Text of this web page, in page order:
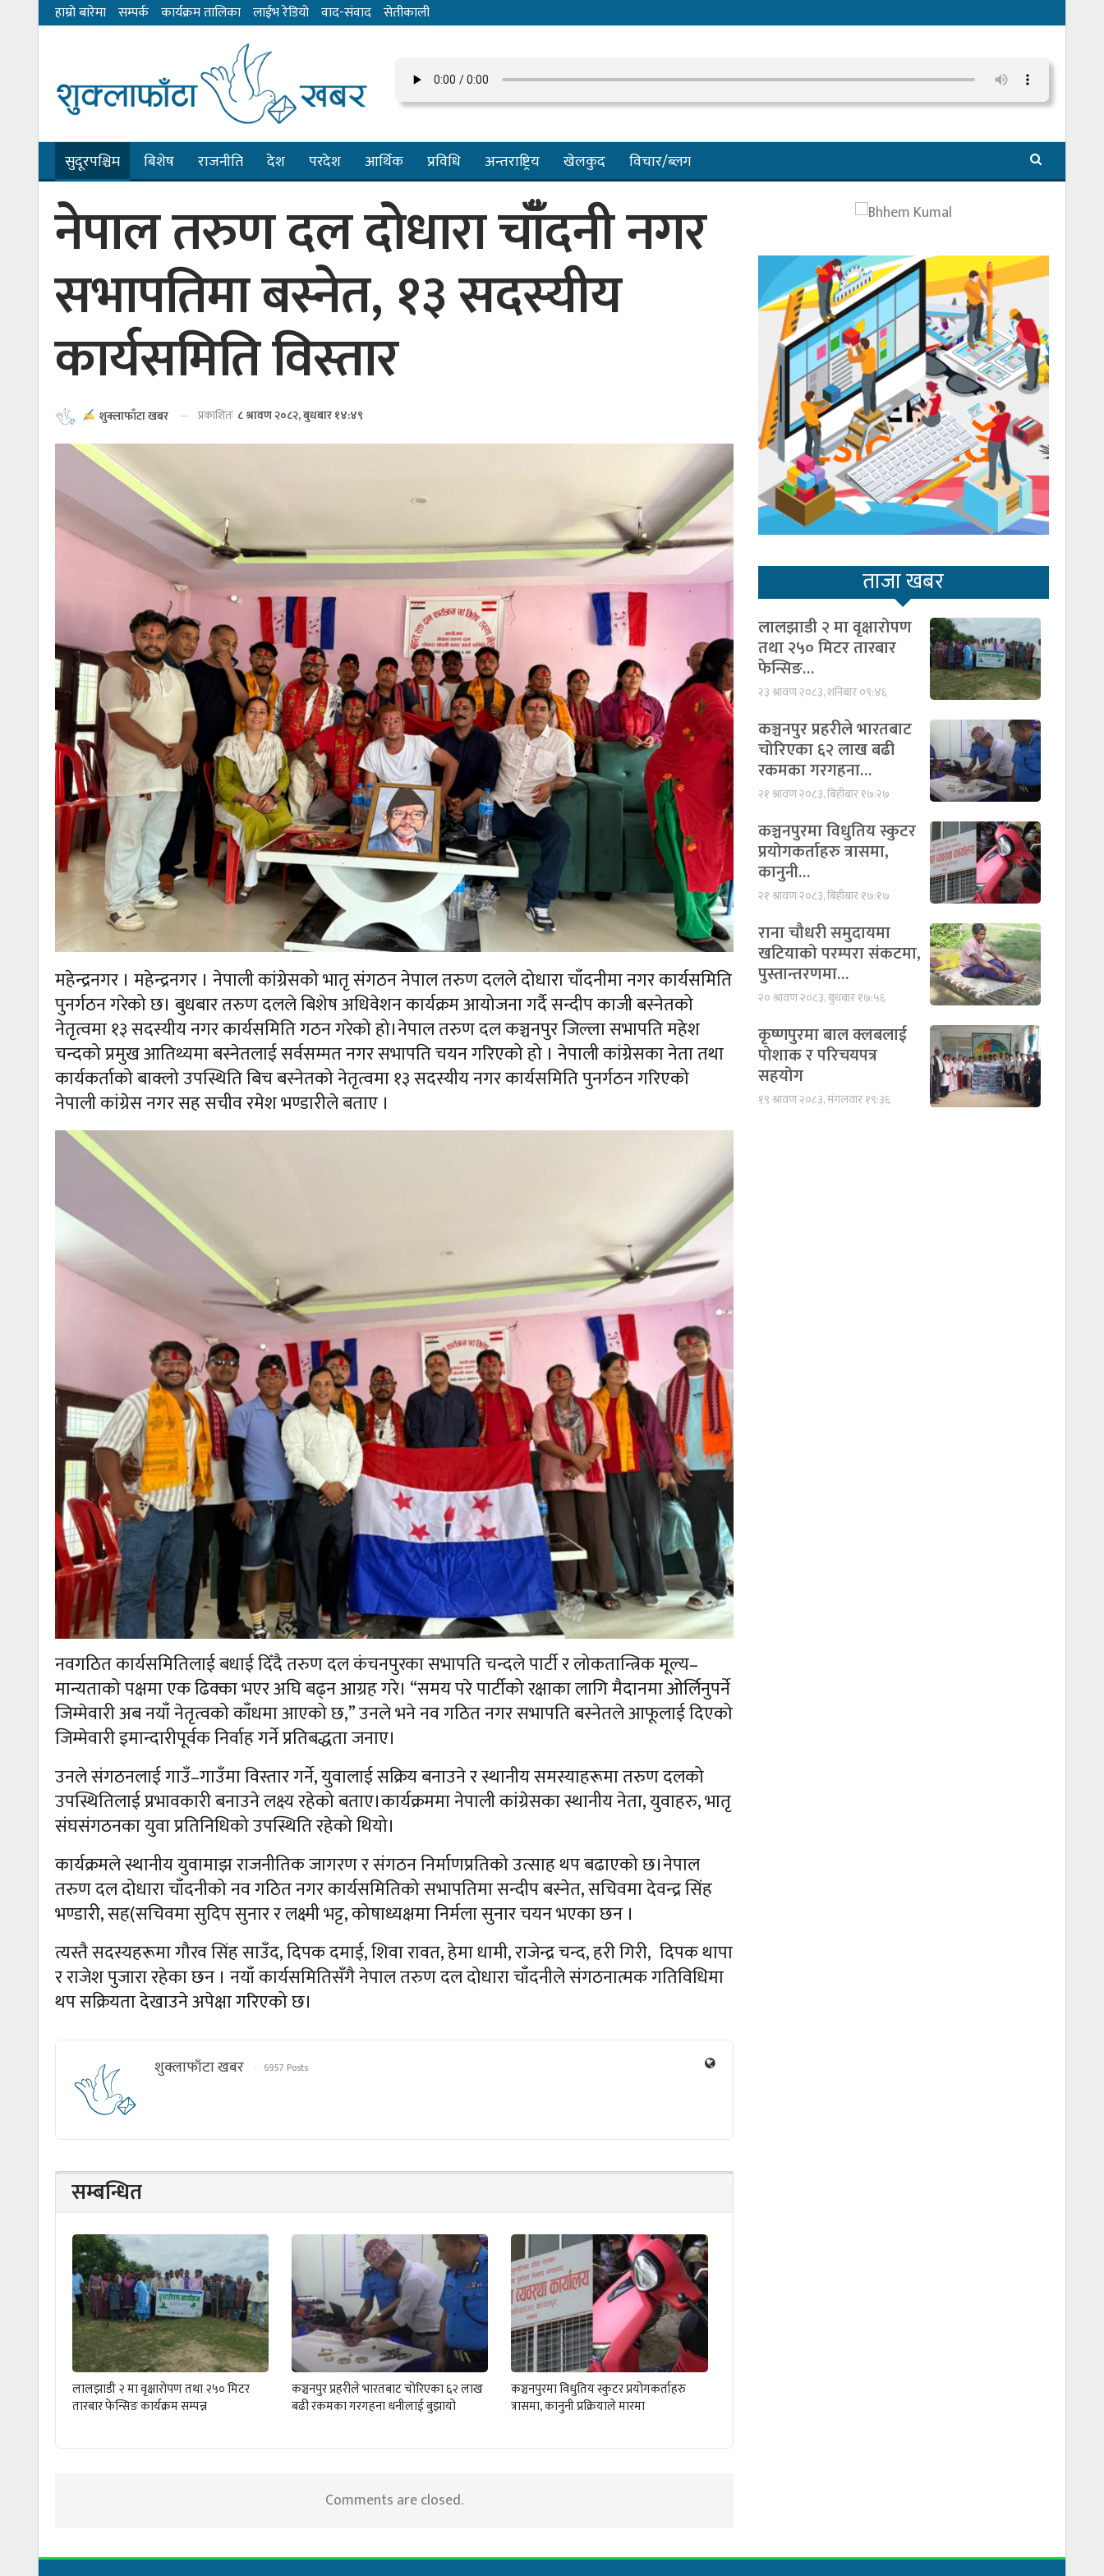
हाम्राे बारेमा सम्पर्क कार्यक्रम तालिका लाईभ रेडियाे वाद-संवाद सेतीकाली
सुदूरपश्चिम बिशेष राजनीति देश परदेश आर्थिक प्रविधि अन्तराष्ट्रिय खेलकुद विचार/ब्लग
नेपाल तरुण दल दोधारा चाँँदनी नगर
सभापतिमा बस्नेत, १३ सदस्यीय
कार्यसमिति विस्तार
शुक्लाफाँटा खबर प्रकाशितः ८ श्रावण २०८२, बुधबार १४:४९
महेन्द्रनगर । महेन्द्रनगर । नेपाली कांग्रेसको भातृ संगठन नेपाल तरुण दलले दोधारा चाँदनीमा नगर कार्यसमिति
पुनर्गठन गरेको छ। बुधबार तरुण दलले बिशेष अधिवेशन कार्यक्रम आयोजना गर्दै सन्दीप काजी बस्नेतको
नेतृत्वमा १३ सदस्यीय नगर कार्यसमिति गठन गरेको हो।नेपाल तरुण दल कञ्चनपुर जिल्ला सभापति महेश
चन्दको प्रमुख आतिथ्यमा बस्नेतलाई सर्वसम्मत नगर सभापति चयन गरिएको हो । नेपाली कांग्रेसका नेता तथा
कार्यकर्ताको बाक्लो उपस्थिति बिच बस्नेतको नेतृत्वमा १३ सदस्यीय नगर कार्यसमिति पुनर्गठन गरिएको
नेपाली कांग्रेस नगर सह सचीव रमेश भण्डारीले बताए ।
नवगठित कार्यसमितिलाई बधाई दिँदै तरुण दल कंचनपुरका सभापति चन्दले पार्टी र लोकतान्त्रिक मूल्य–
मान्यताको पक्षमा एक ढिक्का भएर अघि बढ्न आग्रह गरे। “समय परे पार्टीको रक्षाका लागि मैदानमा ओर्लिनुपर्ने
जिम्मेवारी अब नयाँ नेतृत्वको काँधमा आएको छ,” उनले भने नव गठित नगर सभापति बस्नेतले आफूलाई दिएको
जिम्मेवारी इमान्दारीपूर्वक निर्वाह गर्ने प्रतिबद्धता जनाए।
उनले संगठनलाई गाउँ–गाउँमा विस्तार गर्ने, युवालाई सक्रिय बनाउने र स्थानीय समस्याहरूमा तरुण दलको
उपस्थितिलाई प्रभावकारी बनाउने लक्ष्य रहेको बताए।कार्यक्रममा नेपाली कांग्रेसका स्थानीय नेता, युवाहरु, भातृ
संघसंगठनका युवा प्रतिनिधिको उपस्थिति रहेको थियो।
कार्यक्रमले स्थानीय युवामाझ राजनीतिक जागरण र संगठन निर्माणप्रतिको उत्साह थप बढाएको छ।नेपाल
तरुण दल दोधारा चाँदनीको नव गठित नगर कार्यसमितिको सभापतिमा सन्दीप बस्नेत, सचिवमा देवन्द्र सिंह
भण्डारी, सह(सचिवमा सुदिप सुनार र लक्ष्मी भट्ट, कोषाध्यक्षमा निर्मला सुनार चयन भएका छन ।
त्यस्तै सदस्यहरूमा गौरव सिंह साउँद, दिपक दमाई, शिवा रावत, हेमा धामी, राजेन्द्र चन्द, हरी गिरी, दिपक थापा
र राजेश पुजारा रहेका छन । नयाँ कार्यसमितिसँगै नेपाल तरुण दल दोधारा चाँदनीले संगठनात्मक गतिविधिमा
थप सक्रियता देखाउने अपेक्षा गरिएको छ।
शुक्लाफाँटा खबर 6957 Posts
सम्बन्धित
लालझाडी २ मा वृक्षारोपण तथा २५० मिटर
तारबार फेन्सिङ कार्यक्रम सम्पन्न
कञ्चनपुर प्रहरीले भारतबाट चोरिएका ६२ लाख
बढी रकमका गरगहना धनीलाई बुझायो
कञ्चनपुरमा विधुतिय स्कुटर प्रयोगकर्ताहरु
त्रासमा, कानुनी प्रक्रियाले मारमा
Comments are closed.
ताजा खबर
लालझाडी २ मा वृक्षारोपण
तथा २५० मिटर तारबार
फेन्सिङ…
२३ श्रावण २०८३, शनिबार ०९:४६
कञ्चनपुर प्रहरीले भारतबाट
चोरिएका ६२ लाख बढी
रकमका गरगहना…
२१ श्रावण २०८३, बिहीबार १७:२७
कञ्चनपुरमा विधुतिय स्कुटर
प्रयोगकर्ताहरु त्रासमा,
कानुनी…
२१ श्रावण २०८३, बिहीबार १७:१७
राना चौधरी समुदायमा
खटियाको परम्परा संकटमा,
पुस्तान्तरणमा…
२० श्रावण २०८३, बुधबार १७:५६
कृष्णपुरमा बाल क्लबलाई
पोशाक र परिचयपत्र
सहयोग
१९ श्रावण २०८३, मंगलवार १९:३६